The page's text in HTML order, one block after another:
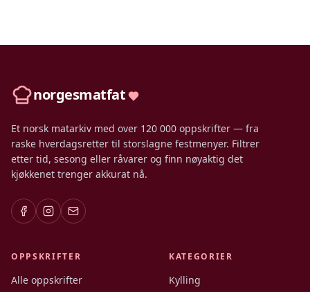
norgesmatfat
Et norsk matarkiv med over 120 000 oppskrifter — fra
raske hverdagsretter til storslagne festmenyer. Filtrer
etter tid, sesong eller råvarer og finn nøyaktig det
kjøkkenet trenger akkurat nå.
OPPSKRIFTER
Alle oppskrifter
KATEGORIER
Kylling